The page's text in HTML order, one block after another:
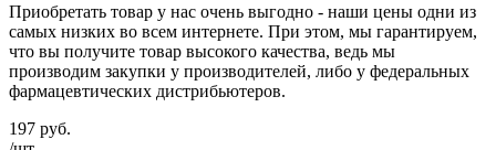
Приобретать товар у нас очень выгодно - наши цены одни из
самых низких во всем интернете. При этом, мы гарантируем,
что вы получите товар высокого качества, ведь мы
производим закупки у производителей, либо у федеральных
фармацевтических дистрибьютеров.
197 руб.